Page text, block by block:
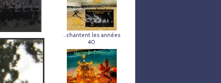
..chantent les années
40